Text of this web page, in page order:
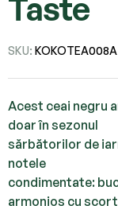
Taste
SKU: KOKOTEA008A
Acest ceai negru
doar în sezonul
sărbătorilor de
notele
condimentate:
armonios cu